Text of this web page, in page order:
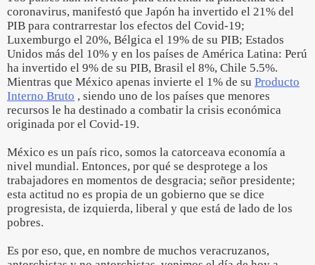
coronavirus, manifestó que Japón ha invertido el 21% del
PIB para contrarrestar los efectos del Covid-19;
Luxemburgo el 20%, Bélgica el 19% de su PIB; Estados
Unidos más del 10% y en los países de América Latina: Perú
ha invertido el 9% de su PIB, Brasil el 8%, Chile 5.5%.
Mientras que México apenas invierte el 1% de su Producto
Interno Bruto , siendo uno de los países que menores
recursos le ha destinado a combatir la crisis económica
originada por el Covid-19.
México es un país rico, somos la catorceava economía a
nivel mundial. Entonces, por qué se desprotege a los
trabajadores en momentos de desgracia; señor presidente;
esta actitud no es propia de un gobierno que se dice
progresista, de izquierda, liberal y que está de lado de los
pobres.
Es por eso, que, en nombre de muchos veracruzanos,